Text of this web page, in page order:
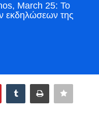
March 25: Το
εκδηλώσεων της